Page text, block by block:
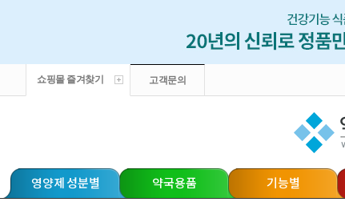
쇼핑몰 즐겨찾기 고객문의
영양제 성분별 약국용품 기능별